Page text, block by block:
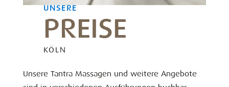
UNSERE
PREISE
KÖLN
Unsere Tantra Massagen und weitere Angebote